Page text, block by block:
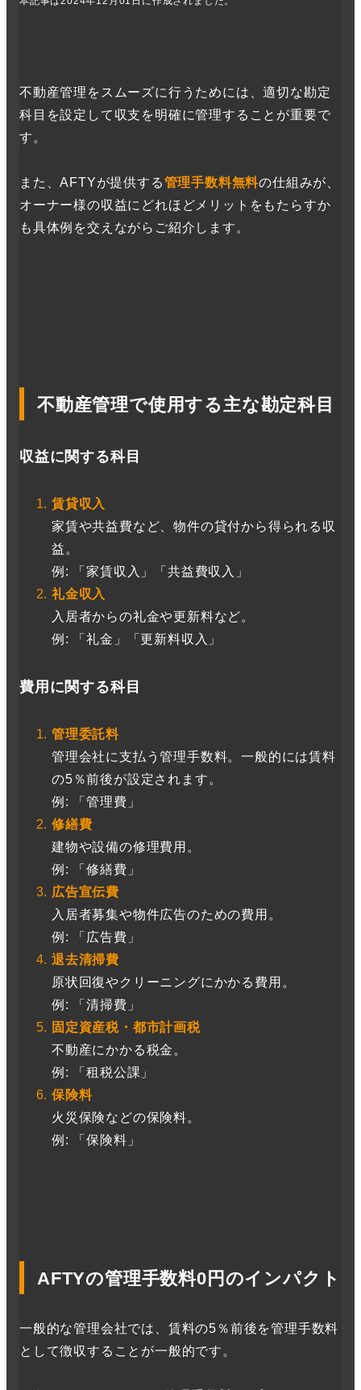
不動産管理をスムーズに行うためには、適切な勘定
科目を設定して収支を明確に管理することが重要で
す。
また、AFTYが提供する管理手数料無料の仕組みが、
オーナー様の収益にどれほどメリットをもたらすか
も具体例を交えながらご紹介します。
不動産管理で使用する主な勘定科目
収益に関する科目
賃貸収入
家賃や共益費など、物件の貸付から得られる収
益。
例: 「家賃収入」「共益費収入」
礼金収入
入居者からの礼金や更新料など。
例: 「礼金」「更新料収入」
費用に関する科目
管理委託料
管理会社に支払う管理手数料。一般的には賃料
の5％前後が設定されます。
例: 「管理費」
修繕費
建物や設備の修理費用。
例: 「修繕費」
広告宣伝費
入居者募集や物件広告のための費用。
例: 「広告費」
退去清掃費
原状回復やクリーニングにかかる費用。
例: 「清掃費」
固定資産税・都市計画税
不動産にかかる税金。
例: 「租税公課」
保険料
火災保険などの保険料。
例: 「保険料」
AFTYの管理手数料0円のインパクト
一般的な管理会社では、賃料の5％前後を管理手数料
として徴収することが一般的です。